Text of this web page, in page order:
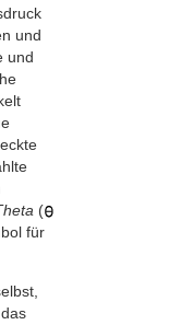
und
und
(
für